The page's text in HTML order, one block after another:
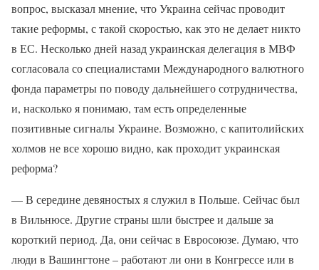
вопрос, высказал мнение, что Украина сейчас проводит
такие реформы, с такой скоростью, как это не делает никто
в ЕС. Несколько дней назад украинская делегация в МВФ
согласовала со специалистами Международного валютного
фонда параметры по поводу дальнейшего сотрудничества,
и, насколько я понимаю, там есть определенные
позитивные сигналы Украине. Возможно, с капитолийских
холмов не все хорошо видно, как проходит украинская
реформа?
— В середине девяностых я служил в Польше. Сейчас был
в Вильнюсе. Другие страны шли быстрее и дальше за
короткий период. Да, они сейчас в Евросоюзе. Думаю, что
люди в Вашингтоне – работают ли они в Конгрессе или в